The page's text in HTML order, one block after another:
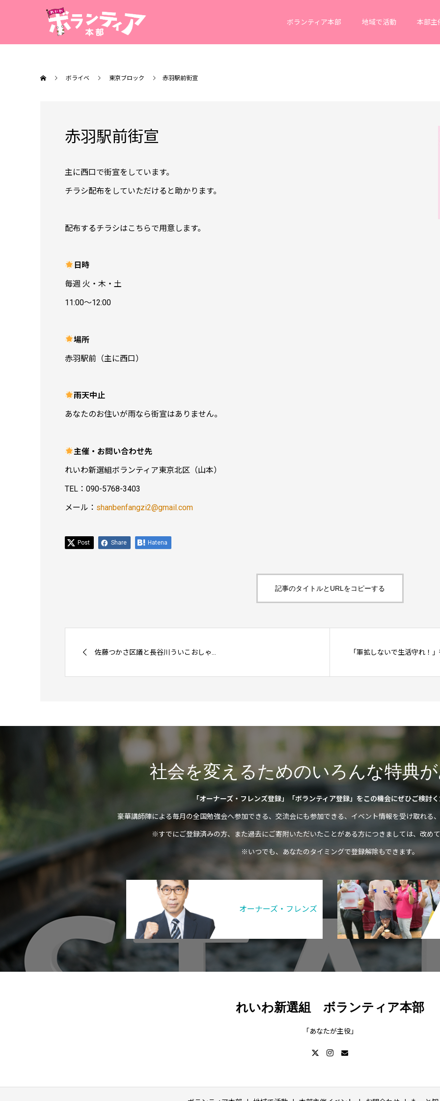
ボランティア本部 地域で活動 本部主
ボライベ 東京ブロック 赤羽駅前街宣
赤羽駅前街宣
主に西口で街宣をしています。
チラシ配布をしていただけると助かります。
配布するチラシはこちらで用意します。
日時
毎週 火・木・土
11:00〜12:00
場所
赤羽駅前（主に西口）
雨天中止
あなたのお住いが雨なら街宣はありません。
主催・お問い合わせ先
れいわ新選組ボランティア東京北区（山本）
TEL：090-5768-3403
メール： shanbenfangzi2@gmail.com
Post Share Hatena
記事のタイトルとURLをコピーする
佐藤つかさ区議と長谷川ういこおしゃ... 「軍拡しないで生活守れ！
社会を変えるためのいろんな特典
「オーナーズ・フレンズ登録」「ボランティア登録」をこの機会にぜひご検討
豪華講師陣による毎月の全国勉強会へ参加できる、交流会にも参加できる、イベント情報を受け取れる
※すでにご登録済みの方、また過去にご寄附いただいたことがある方につきましては、改め
※いつでも、あなたのタイミングで登録解除もできます。
オーナーズ・フレンズ
れいわ新選組 ボランティア本部
「あなたが主役」